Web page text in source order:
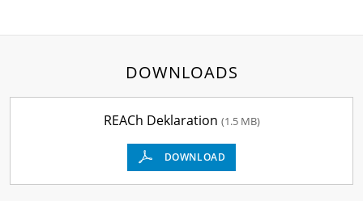
DOWNLOADS
REACh Deklaration (1.5 MB)
DOWNLOAD